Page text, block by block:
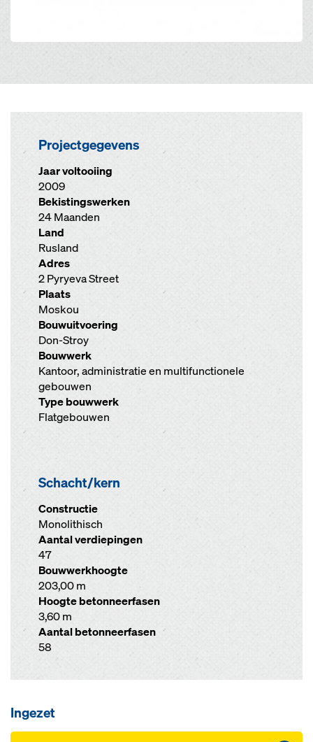
Projectgegevens
Jaar voltooiing
2009
Bekistingswerken
24 Maanden
Land
Rusland
Adres
2 Pyryeva Street
Plaats
Moskou
Bouwuitvoering
Don-Stroy
Bouwwerk
Kantoor, administratie en multifunctionele
gebouwen
Type bouwwerk
Flatgebouwen
Schacht/kern
Constructie
Monolithisch
Aantal verdiepingen
47
Bouwwerkhoogte
203,00 m
Hoogte betonneerfasen
3,60 m
Aantal betonneerfasen
58
Ingezet